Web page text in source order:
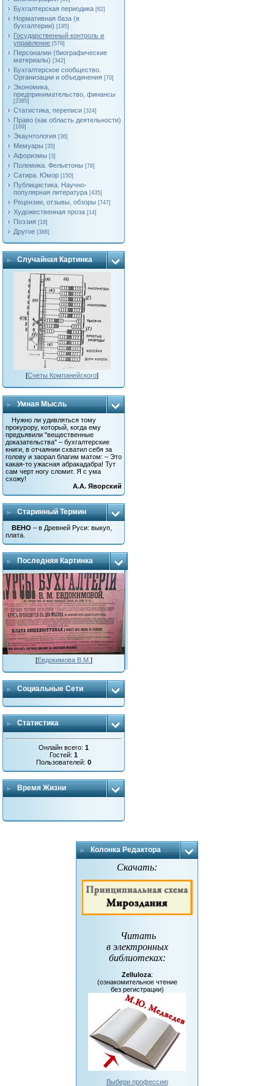
Бухгалтерская периодика [62]
Нормативная база (в
бухгалтерии) [195]
Государственный контроль и
управление [579]
Персоналии (биографические
материалы) [342]
Бухгалтерское сообщество.
Организации и объединения [70]
Экономика,
предпринимательство, финансы
[2385]
Статистика, переписи [324]
Право (как область деятельности)
[169]
Экаунтология [36]
Мемуары [35]
Афоризмы [3]
Полемика. Фельетоны [78]
Сатира. Юмор [150]
Публицистика. Научно-
популярная литература [435]
Рецензии, отзывы, обзоры [747]
Художественная проза [14]
Поэзия [18]
Другое [388]
Случайная Картинка
[Счеты Компанейского]
Умная Мысль
Нужно ли удивляться тому
прокурору, который, когда ему
предъявили "вещественные
доказательства" – бухгалтерские
книги, в отчаянии схватил себя за
голову и заорал благим матом: – Это
какая-то ужасная абракадабра! Тут
сам черт ногу сломит. Я с ума
схожу!
А.А. Яворский
Старинный Термин
ВЕНО – в Древней Руси: выкуп,
плата.
Последняя Картинка
[Евдокимова В.М. ]
Социальные Сети
Статистика
Онлайн всего:1
Гостей:1
Пользователей:0
Время Жизни
Колонка Редактора
Скачать:
Читать
в электронных
библиотеках:
Zelluloza:
(ознакомительное чтение
без регистрации)
Выбери профессию